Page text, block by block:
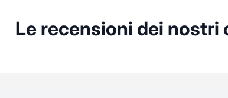
Le recensioni dei nostri